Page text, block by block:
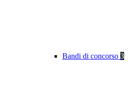
Bandi di concorso 3